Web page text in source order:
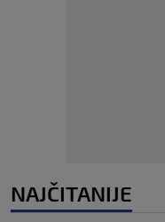
NAJČITANIJE